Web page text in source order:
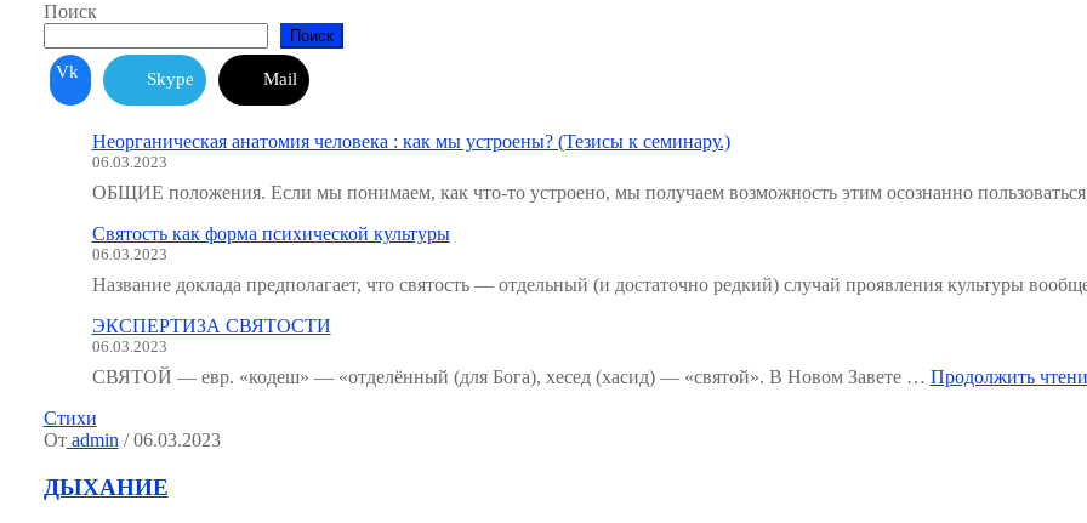
Поиск
Поиск
Vk Skype Mail
Неорганическая анатомия человека : как мы устроены? (Тезисы к семинару.)
06.03.2023
ОБЩИЕ положения. Если мы понимаем, как что-то устроено, мы получаем возможность этим осознанно
Святость как форма психической культуры
06.03.2023
Название доклада предполагает, что святость — отдельный (и достаточно редкий) случай проявления культуры
ЭКСПЕРТИЗА СВЯТОСТИ
06.03.2023
СВЯТОЙ — евр. «кодеш» — «отделённый (для Бога), хесед (хасид) — «святой». В Новом Завете … Продолжить
Стихи
Отadmin/ 06.03.2023
ДЫХАНИЕ